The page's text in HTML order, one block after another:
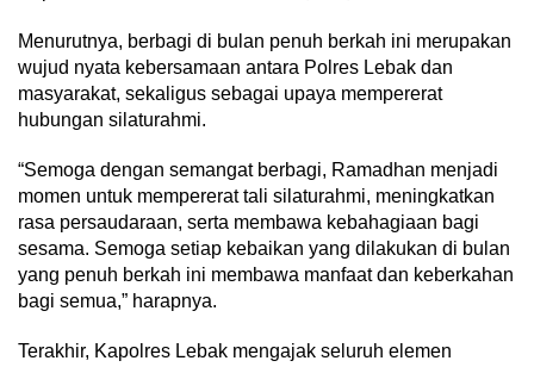
Menurutnya, berbagi di bulan penuh berkah ini merupakan
wujud nyata kebersamaan antara Polres Lebak dan
masyarakat, sekaligus sebagai upaya mempererat
hubungan silaturahmi.
“Semoga dengan semangat berbagi, Ramadhan menjadi
momen untuk mempererat tali silaturahmi, meningkatkan
rasa persaudaraan, serta membawa kebahagiaan bagi
sesama. Semoga setiap kebaikan yang dilakukan di bulan
yang penuh berkah ini membawa manfaat dan keberkahan
bagi semua,” harapnya.
Terakhir, Kapolres Lebak mengajak seluruh elemen